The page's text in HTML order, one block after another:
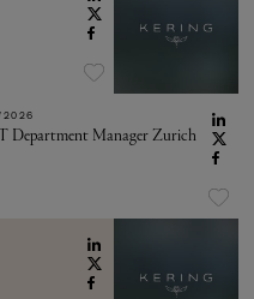
Department Manager Zurich